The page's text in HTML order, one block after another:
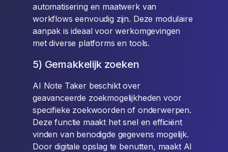
automatisering en maatwerk van
workflows eenvoudig zijn. Deze modulaire
aanpak is ideaal voor werkomgevingen
met diverse platforms en tools.
5) Gemakkelijk zoeken
AI Note Taker beschikt over
geavanceerde zoekmogelijkheden voor
specifieke zoekwoorden of onderwerpen.
Deze functie maakt het snel en efficiënt
vinden van benodigde gegevens mogelijk.
Door digitale opslag te benutten, maakt AI